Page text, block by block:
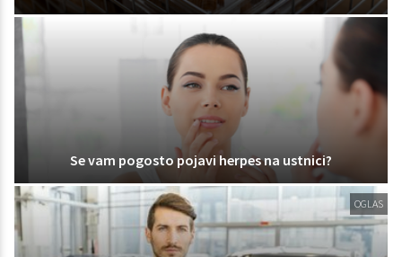
Se vam pogosto pojavi herpes na ustnici?
OGLAS